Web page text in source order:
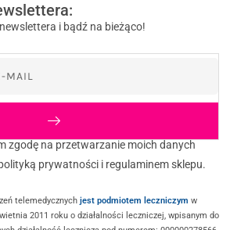
i bądź na bieżąco!
zgodę na przetwarzanie moich danych
prywatności i regulaminem sklepu.
telemedycznychjest podmiotem leczniczym w
2011 roku o działalności leczniczej, wpisanym do